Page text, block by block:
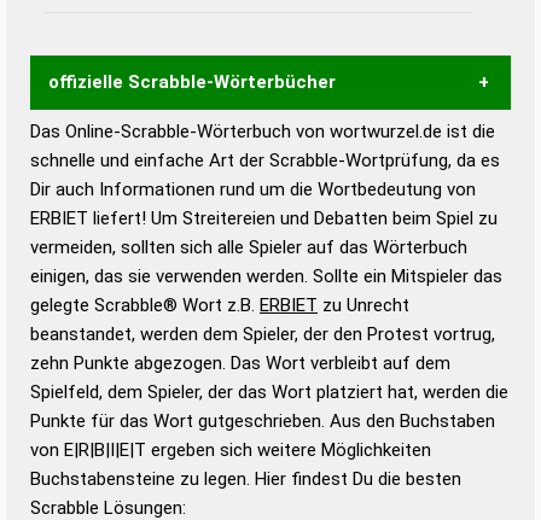
offizielle Scrabble-Wörterbücher
Wortwurzel liefert mit Hilfe eines semantischen
Wortanalyse-Algorithmus gute Anhaltspunkte zu
Wortbedeutung, Worttrennung und Wortform, um die
Gültigkeit eines Wortes für das Scrabble-Spiel zu
bestimmen!
zugelassene Turnier Scrabble-
Wörterbücher sind:
Duden – Standardwerk in 12 Bänden
Duden – Richtiges und gutes
Deutsch
Duden – Die deutsche Grammatik
Duden – Deutsches
Das Online-Scrabble-Wörterbuch von wortwurzel.de ist die
schnelle und einfache Art der Scrabble-Wortprüfung, da es
Dir auch Informationen rund um die Wortbedeutung von
ERBIET liefert! Um Streitereien und Debatten beim Spiel zu
vermeiden, sollten sich alle Spieler auf das Wörterbuch
einigen, das sie verwenden werden. Sollte ein Mitspieler das
gelegte Scrabble® Wort z.B. ERBIET zu Unrecht
beanstandet, werden dem Spieler, der den Protest vortrug,
zehn Punkte abgezogen. Das Wort verbleibt auf dem
Spielfeld, dem Spieler, der das Wort platziert hat, werden die
Punkte für das Wort gutgeschrieben. Aus den Buchstaben
von E|R|B|I|E|T ergeben sich weitere Möglichkeiten
Buchstabensteine zu legen. Hier findest Du die besten
Scrabble Lösungen: